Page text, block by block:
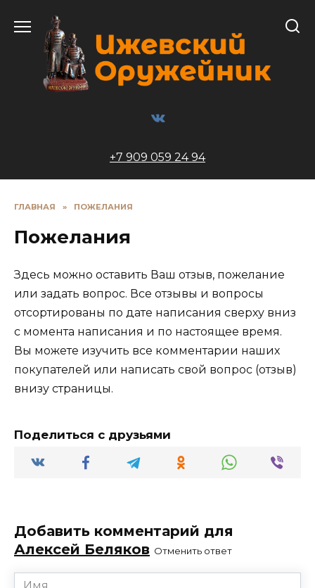
содержанию
+7 909 059 24 94
ГЛАВНАЯ » ПОЖЕЛАНИЯ
Пожелания
Здесь можно оставить Ваш отзыв, пожелание
или задать вопрос. Все отзывы и вопросы
отсортированы по дате написания сверху вниз
с момента написания и по настоящее время.
Вы можете изучить все комментарии наших
покупателей или написать свой вопрос (отзыв)
внизу страницы.
Поделиться с друзьями
Добавить комментарий для
Алексей Беляков Отменить ответ
Имя